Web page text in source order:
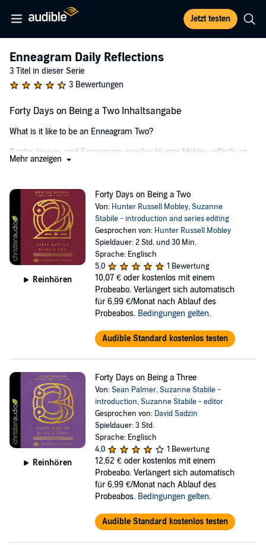
Jetzt testen
Enneagram Daily Reflections
3 Titel in dieser Serie
3 Bewertungen
Forty Days on Being a Two Inhaltsangabe
What is it like to be an Enneagram Two?
Pastor, lawyer, and Enneagram speaker Hunter Mobley reflects on
this question with a mix of self-compassion and hunger for personal
describes Twos this way: "We have well-curated our reputations as
people who can be counted on. We're the people of 'yes!' But
beyond our front porches and living rooms is a diversity of
unexpressed and unmet feelings and needs. Tiredness, loneliness,
grief, disappointment, and longing live beside joy, gratitude, and
hope in the kitchens, dens, and bedrooms of our houses."
These 40 daily readings are an opportunity to explore both the
shadow and the light that radiates from the front porches of our
personality and deeper into the soul that lays within. Each reading
concludes with an opportunity for further engagement such as a
journaling prompt, reflection questions, a prayer, or a spiritual
Any of us can find aspects of ourselves in any of the numbers. The
Enneagram is a profound tool for empathy, so whether or not you
are a two, you will grow from learning about twos and enhance your
relationships across the Enneagram spectrum.
©2020 Hunter Russell Mobley (P)2021 eChristian
Mehr anzeigen
Reinhören
Forty Days on Being a Two
Von: Hunter Russell Mobley,Suzanne
Stabile - introduction and series editing
Gesprochen von: Hunter Russell Mobley
Spieldauer: 2 Std. und 30 Min.
Sprache: Englisch
5,0
1 Bewertung
10,07 € oder kostenlos mit einem
Probeabo. Verlängert sich automatisch
für 6,99 €/Monat nach Ablauf des
Probeabos. Bedingungen gelten.
Audible Standard kostenlos testen
Reinhören
Forty Days on Being a Three
Von:Sean Palmer,Suzanne Stabile -
introduction,Suzanne Stabile - editor
Gesprochen von: David Sadzin
Spieldauer: 3 Std.
Sprache: Englisch
4,0
1 Bewertung
12,62 € oder kostenlos mit einem
Probeabo. Verlängert sich automatisch
für 6,99 €/Monat nach Ablauf des
Probeabos. Bedingungen gelten.
Audible Standard kostenlos testen